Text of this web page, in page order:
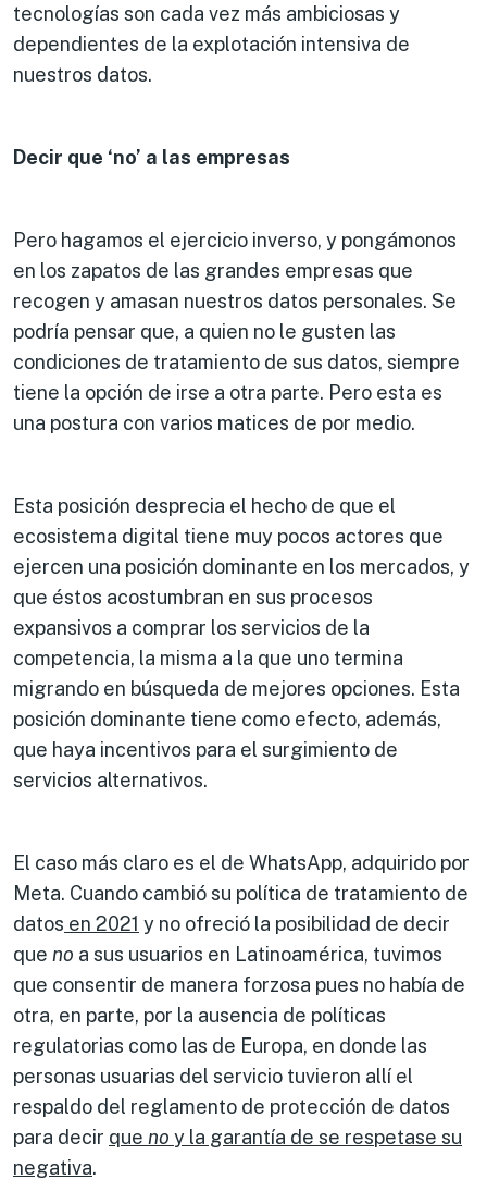
tecnologías son cada vez más ambiciosas y
dependientes de la explotación intensiva de
nuestros datos.
Decir que ‘no’ a las empresas
Pero hagamos el ejercicio inverso, y pongámonos
en los zapatos de las grandes empresas que
recogen y amasan nuestros datos personales. Se
podría pensar que, a quien no le gusten las
condiciones de tratamiento de sus datos, siempre
tiene la opción de irse a otra parte. Pero esta es
una postura con varios matices de por medio.
Esta posición desprecia el hecho de que el
ecosistema digital tiene muy pocos actores que
ejercen una posición dominante en los mercados, y
que éstos acostumbran en sus procesos
expansivos a comprar los servicios de la
competencia, la misma a la que uno termina
migrando en búsqueda de mejores opciones. Esta
posición dominante tiene como efecto, además,
que haya incentivos para el surgimiento de
servicios alternativos.
El caso más claro es el de WhatsApp, adquirido por
Meta. Cuando cambió su política de tratamiento de
datos en 2021 y no ofreció la posibilidad de decir
que no a sus usuarios en Latinoamérica, tuvimos
que consentir de manera forzosa pues no había de
otra, en parte, por la ausencia de políticas
regulatorias como las de Europa, en donde las
personas usuarias del servicio tuvieron allí el
respaldo del reglamento de protección de datos
para decir que no y la garantía de se respetase su
negativa.